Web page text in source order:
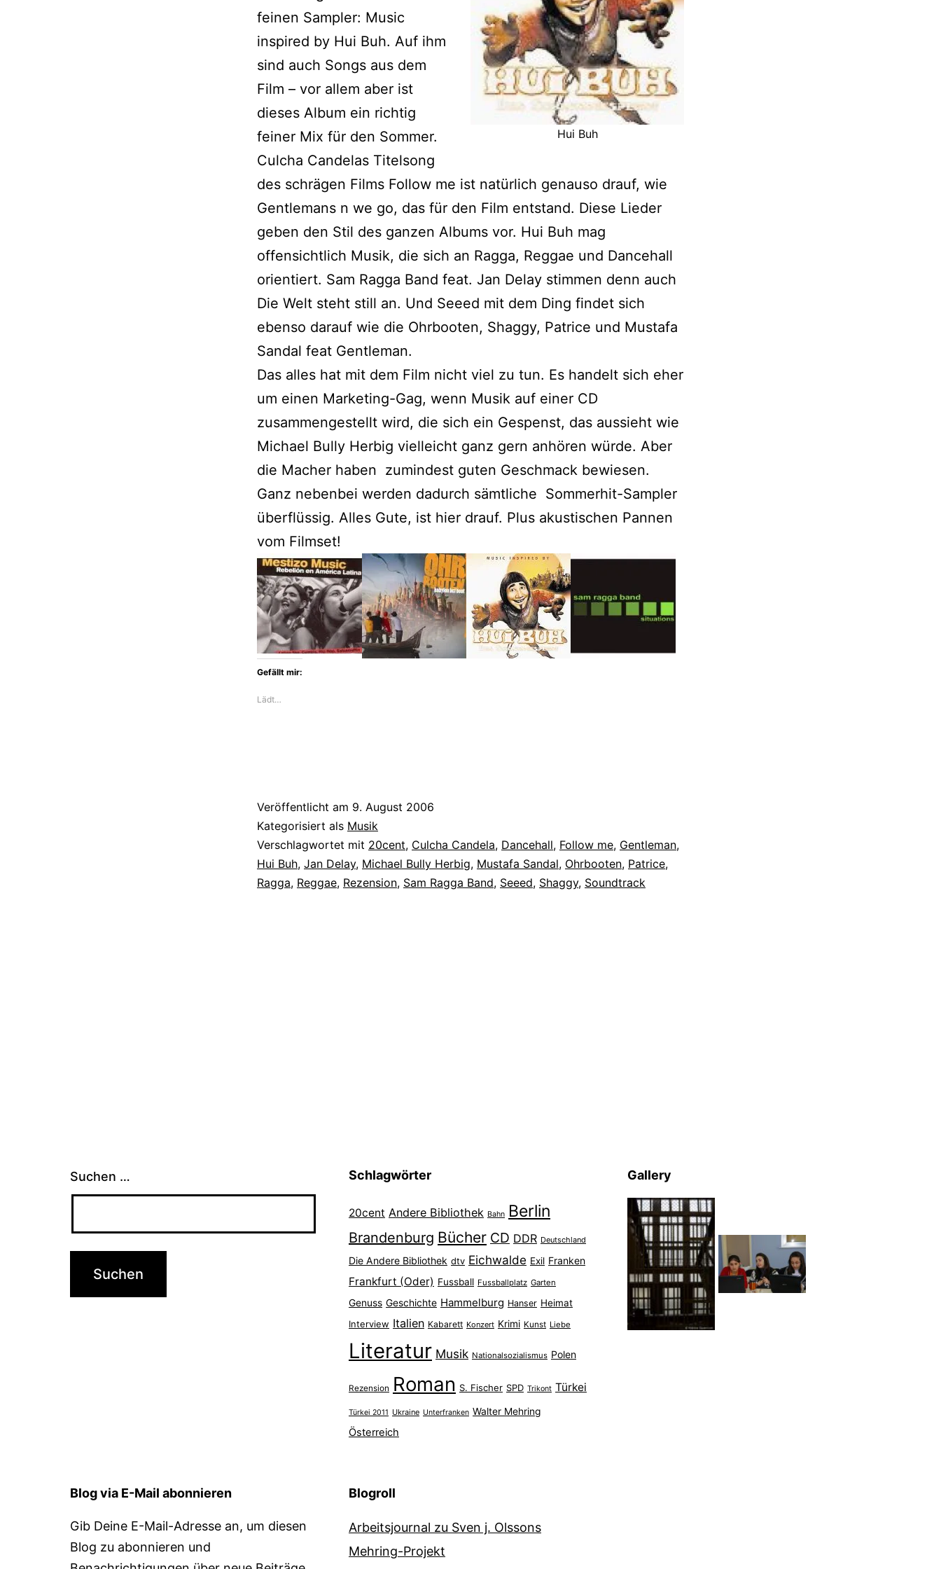
Hui Buh
feinen Sampler: Music
inspired by Hui Buh. Auf ihm
sind auch Songs aus dem
Film – vor allem aber ist
dieses Album ein richtig
feiner Mix für den Sommer.
Culcha Candelas Titelsong
des schrägen Films Follow me ist natürlich genauso drauf, wie
Gentlemans n we go, das für den Film entstand. Diese Lieder
geben den Stil des ganzen Albums vor. Hui Buh mag
offensichtlich Musik, die sich an Ragga, Reggae und Dancehall
orientiert. Sam Ragga Band feat. Jan Delay stimmen denn auch
Die Welt steht still an. Und Seeed mit dem Ding findet sich
ebenso darauf wie die Ohrbooten, Shaggy, Patrice und Mustafa
Sandal feat Gentleman.
Das alles hat mit dem Film nicht viel zu tun. Es handelt sich eher
um einen Marketing-Gag, wenn Musik auf einer CD
zusammengestellt wird, die sich ein Gespenst, das aussieht wie
Michael Bully Herbig vielleicht ganz gern anhören würde. Aber
die Macher haben zumindest guten Geschmack bewiesen.
Ganz nebenbei werden dadurch sämtliche Sommerhit-Sampler
überflüssig. Alles Gute, ist hier drauf. Plus akustischen Pannen
vom Filmset!
Gefällt mir:
Lädt…
Veröffentlicht am 9. August 2006
Kategorisiert als Musik
Verschlagwortet mit 20cent, Culcha Candela, Dancehall, Follow me, Gentleman,
Hui Buh, Jan Delay, Michael Bully Herbig, Mustafa Sandal, Ohrbooten, Patrice,
Ragga, Reggae, Rezension, Sam Ragga Band, Seeed, Shaggy, Soundtrack
Suchen … Schlagwörter
20cent Andere Bibliothek Bahn Berlin
Brandenburg Bücher CD DDR Deutschland
Die Andere Bibliothek dtv Eichwalde Exil Franken
Frankfurt (Oder) Fussball Fussballplatz Garten
Genuss Geschichte Hammelburg Hanser Heimat
Interview Italien Kabarett Konzert Krimi Kunst Liebe
Literatur Musik Nationalsozialismus Polen
Rezension Roman S. Fischer SPD Trikont Türkei
Türkei 2011 Ukraine Unterfranken Walter Mehring
Österreich
Gallery
Blog via E-Mail abonnieren
Gib Deine E-Mail-Adresse an, um diesen
Blog zu abonnieren und
Blogroll
Arbeitsjournal zu Sven j. Olssons
Mehring-Projekt